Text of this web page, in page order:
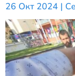
26 Окт 2024 |